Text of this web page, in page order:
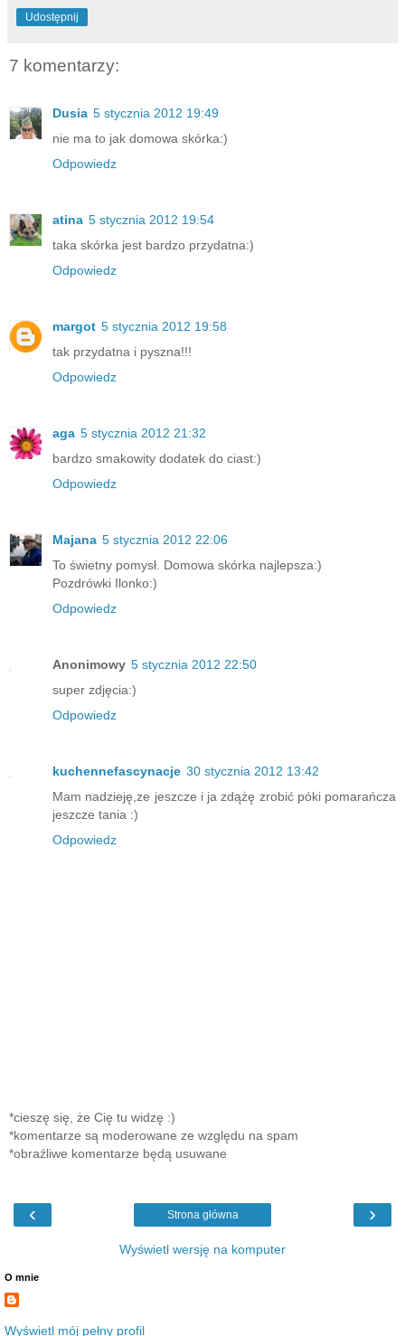
Udostępnij
7 komentarzy:
Dusia 5 stycznia 2012 19:49
nie ma to jak domowa skórka:)
Odpowiedz
atina 5 stycznia 2012 19:54
taka skórka jest bardzo przydatna:)
Odpowiedz
margot 5 stycznia 2012 19:58
tak przydatna i pyszna!!!
Odpowiedz
aga 5 stycznia 2012 21:32
bardzo smakowity dodatek do ciast:)
Odpowiedz
Majana 5 stycznia 2012 22:06
To świetny pomysł. Domowa skórka najlepsza:)
Pozdrówki Ilonko:)
Odpowiedz
Anonimowy 5 stycznia 2012 22:50
super zdjęcia:)
Odpowiedz
kuchennefascynacje 30 stycznia 2012 13:42
Mam nadzieję,ze jeszcze i ja zdążę zrobić póki pomarańcza
jeszcze tania :)
Odpowiedz
*cieszę się, że Cię tu widzę :)
*komentarze są moderowane ze względu na spam
*obraźliwe komentarze będą usuwane
‹ ›
Strona główna
Wyświetl wersję na komputer
O mnie
Wyświetl mój pełny profil